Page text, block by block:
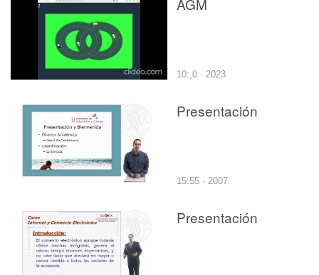
10:,0 · 2023
Presentación
15:55 · 2007
Presentación